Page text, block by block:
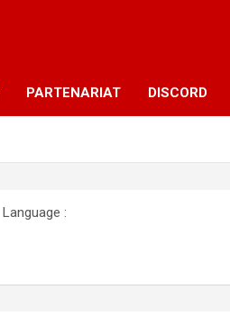
PARTENARIAT DISCORD
Language :